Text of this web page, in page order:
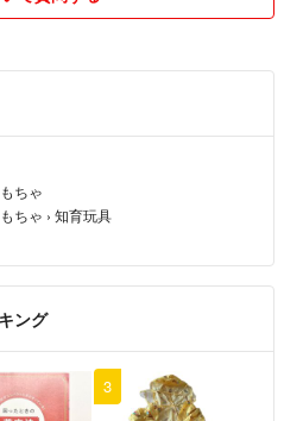
B4サイズがおすすめ です
印刷した完成品に変更可能です
入時にメッセージにてお知らせくだ
ちゃ
ちゃ › 知育玩具
ング
3